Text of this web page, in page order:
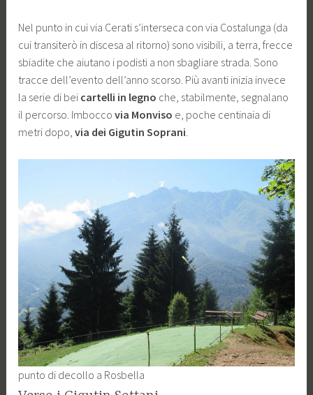
Nel punto in cui via Cerati s’interseca con via Costalunga (da
cui transiterò in discesa al ritorno) sono visibili, a terra, frecce
sbiadite che aiutano i podisti a non sbagliare strada. Sono
tracce dell’evento dell’anno scorso. Più avanti inizia invece
la serie di bei cartelli in legno che, stabilmente, segnalano
il percorso. Imboccovia Monviso e, poche centinaia di
metri dopo,via dei Gigutin Soprani.
punto di decollo a Rosbella